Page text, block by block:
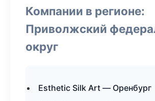
Компании в регионе:
Приволжский
округ
Esthetic Silk Art — Оренбург